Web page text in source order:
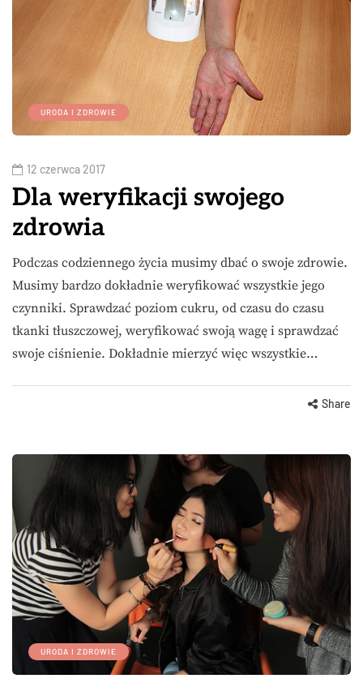
URODA I ZDROWIE
12 czerwca 2017
Dla weryfikacji swojego
zdrowia
Podczas codziennego życia musimy dbać o swoje zdrowie.
Musimy bardzo dokładnie weryfikować wszystkie jego
czynniki. Sprawdzać poziom cukru, od czasu do czasu
tkanki tłuszczowej, weryfikować swoją wagę i sprawdzać
swoje ciśnienie. Dokładnie mierzyć więc wszystkie…
Share
URODA I ZDROWIE